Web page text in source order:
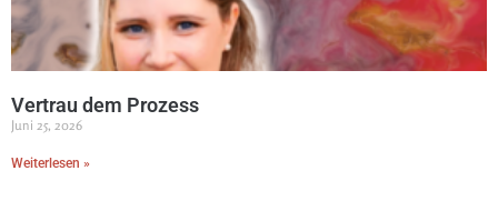
Vertrau dem Prozess
Juni 25, 2026
Weiterlesen »